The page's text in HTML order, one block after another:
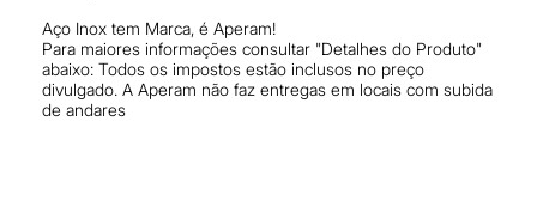
Aço Inox tem Marca, é Aperam!
Para maiores informações consultar "Detalhes do Produto"
abaixo: Todos os impostos estão inclusos no preço
divulgado. A Aperam não faz entregas em locais com subida
de andares